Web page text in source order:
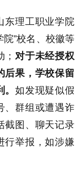
东理工职业学院
”校名、校徽等
对于未经授权
后果，学校保留
。如发现疑似假
、群组或遭遇诈
截图、聊天记录
行举报，如涉嫌